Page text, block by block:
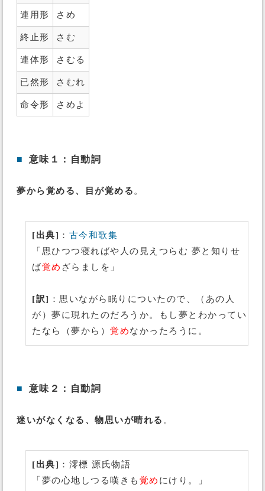
連用形 さめ
終止形 さむ
連体形 さむる
已然形 さむれ
命令形 さめよ
■ 意味１：自動詞
夢から覚める、目が覚める 。
[出典] ： 古今和歌集
「思ひつつ寝ればや人の見えつらむ 夢と知りせ
ば覚め ざらましを」
[訳] ：思いながら眠りについたので、（あの人
が）夢に現れたのだろうか。もし夢とわかってい
たなら（夢から） 覚めなかったろうに。
■ 意味２：自動詞
迷いがなくなる、物思いが晴れる 。
[出典] ：澪標 源氏物語
「夢の心地しつる嘆きも 覚め にけり。」